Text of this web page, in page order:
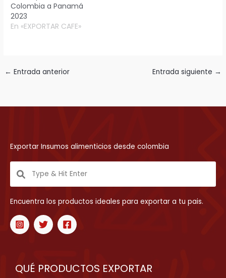
Colombia a Panamá
2023
En «EXPORTAR CAFE»
← Entrada anterior Entrada siguiente →
Exportar Insumos alimenticios desde colombia
Encuentra los productos ideales para exportar a tu pais.
QUÉ PRODUCTOS EXPORTAR